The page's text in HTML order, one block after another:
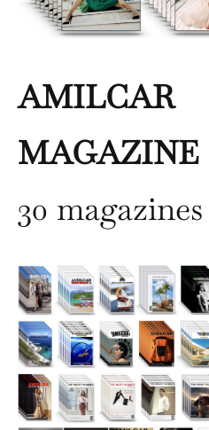
AMILCAR
MAGAZINE
30 magazines